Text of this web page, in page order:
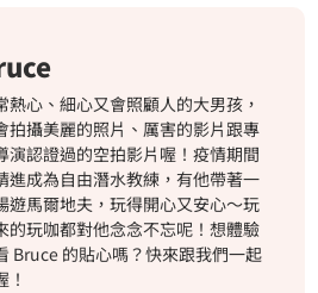
熱心、細心又會照顧人的大男孩，
拍攝美麗的照片、厲害的影片跟專
演認證過的空拍影片喔！疫情期間
進成為自由潛水教練，有他帶著一
遊馬爾地夫，玩得開心又安心～玩
的玩咖都對他念念不忘呢！想體驗
Bruce 的貼心嗎？快來跟我們一起
！